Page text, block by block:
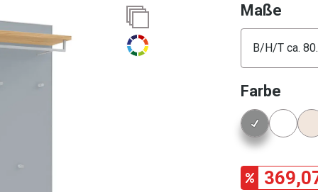
Maße
Farbe